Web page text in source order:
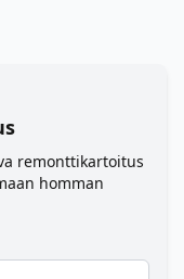
remonttikartoitus
homman